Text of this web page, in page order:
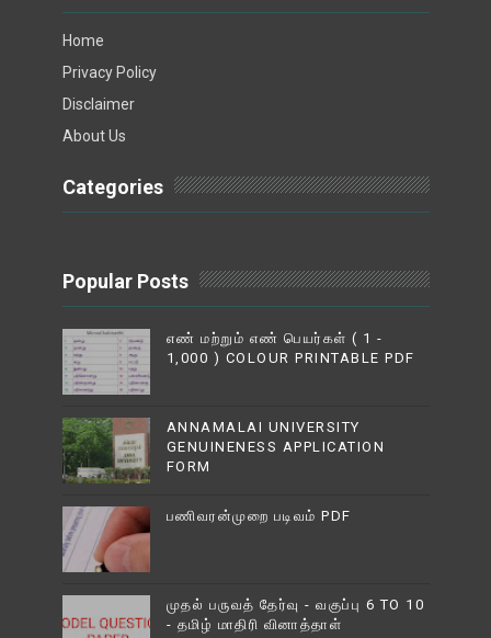
Home
Privacy Policy
Disclaimer
About Us
Categories
Popular Posts
எண் மற்றும் எண் பெயர்கள் ( 1 -
1,000 ) COLOUR PRINTABLE PDF
ANNAMALAI UNIVERSITY
GENUINENESS APPLICATION
FORM
பணிவரன்முறை படிவம் PDF
முதல் பருவத் தேர்வு - வகுப்பு 6 TO 10
- தமிழ் மாதிரி வினாத்தாள்